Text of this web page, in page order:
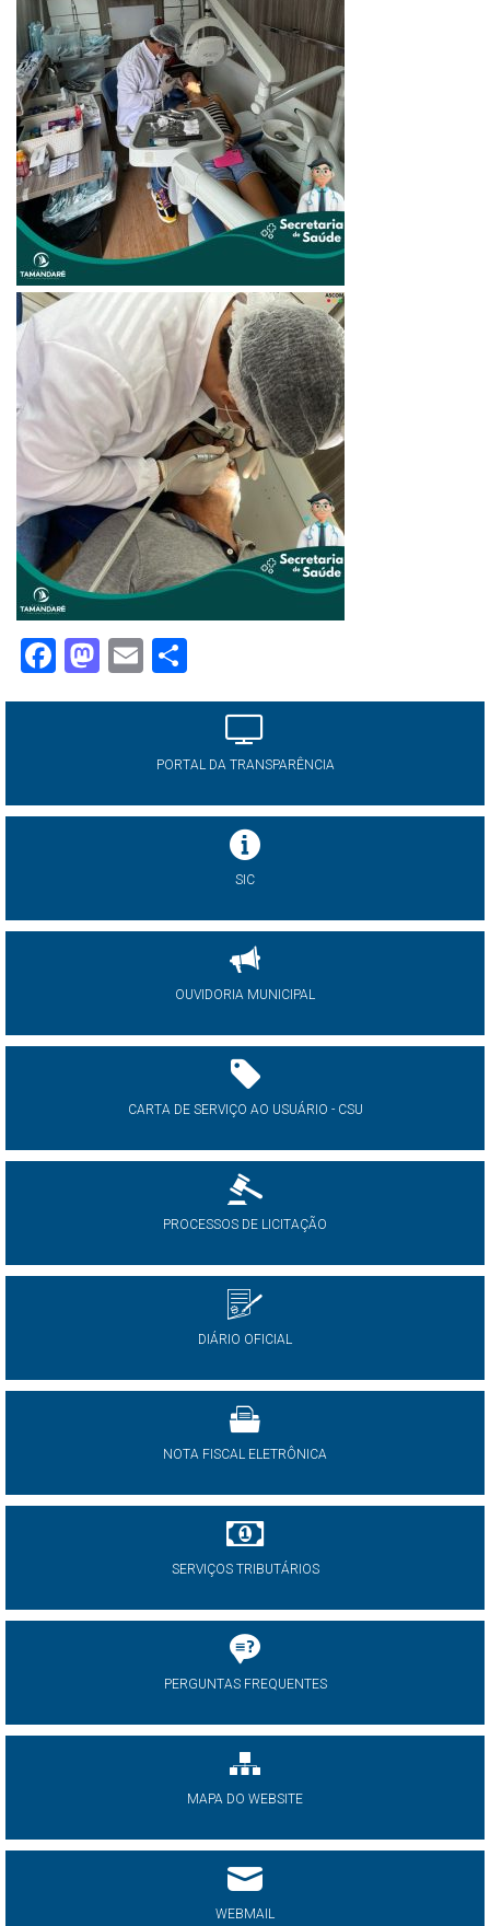
Facebook
Mastodon
Email
PORTAL DA TRANSPARÊNCIA
SIC
OUVIDORIA MUNICIPAL
CARTA DE SERVIÇO AO USUÁRIO - CSU
PROCESSOS DE LICITAÇÃO
DIÁRIO OFICIAL
NOTA FISCAL ELETRÔNICA
SERVIÇOS TRIBUTÁRIOS
PERGUNTAS FREQUENTES
MAPA DO WEBSITE
WEBMAIL